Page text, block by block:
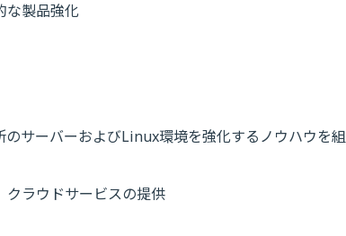
な製品強化
サーバーおよびLinux環境を強化するノウハウを組
ラウドサービスの提供